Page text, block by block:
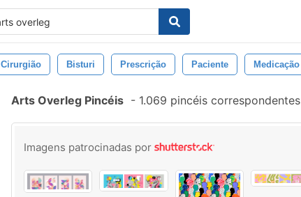
Cirurgião Bisturi Prescrição Paciente Medicação
Arts Overleg Pincéis - 1.069 pincéis correspondentes
Imagens patrocinadas por